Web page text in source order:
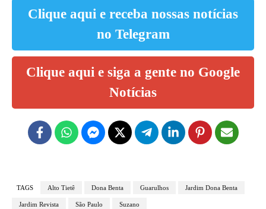
Clique aqui e receba nossas notícias
no Telegram
Clique aqui e siga a gente no Google
Notícias
TAGS Alto Tietê Dona Benta Guarulhos Jardim Dona Benta
Jardim Revista São Paulo Suzano